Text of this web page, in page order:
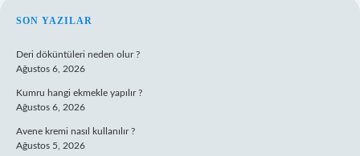
SIDEBAR
SON YAZILAR
Deri döküntüleri neden olur ?
Ağustos 6, 2026
Kumru hangi ekmekle yapılır ?
Ağustos 6, 2026
Avene kremi nasıl kullanılır ?
Ağustos 5, 2026